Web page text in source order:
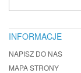
INFORMACJE
NAPISZ DO NAS
MAPA STRONY